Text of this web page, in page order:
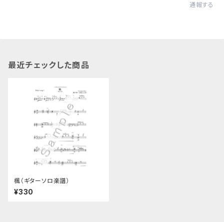
通報する
最近チェックした商品
楓（ギターソロ楽譜）
¥330